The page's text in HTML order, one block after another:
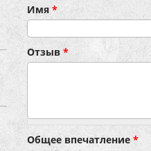
Имя *
Отзыв *
Общее впечатление *